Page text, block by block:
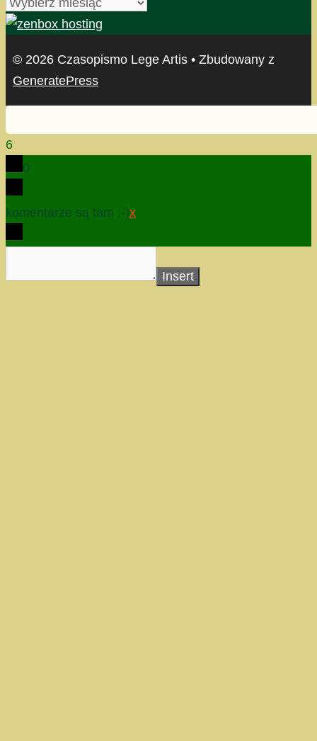
© 2026 Czasopismo Lege Artis • Zbudowany z
GeneratePress
6
0
komentarze są tam :-)x
Insert